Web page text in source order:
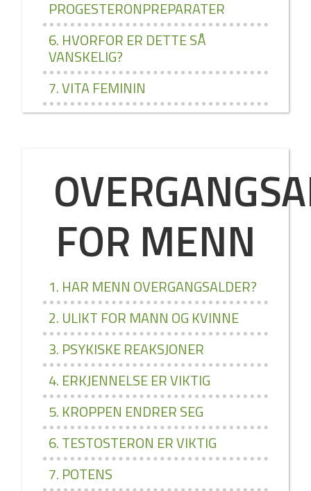
PROGESTERONPREPARATER
6. HVORFOR ER DETTE SÅ
VANSKELIG?
7. VITA FEMININ
FOR MENN
1. HAR MENN OVERGANGSALDER?
2. ULIKT FOR MANN OG KVINNE
3. PSYKISKE REAKSJONER
4. ERKJENNELSE ER VIKTIG
5. KROPPEN ENDRER SEG
6. TESTOSTERON ER VIKTIG
7. POTENS